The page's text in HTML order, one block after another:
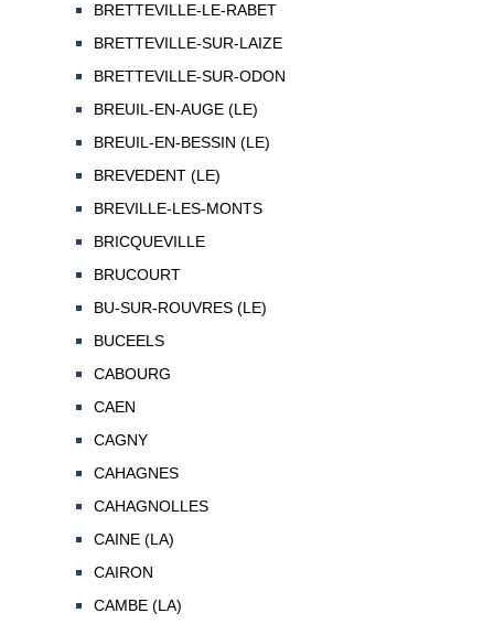
BRETTEVILLE-LE-RABET
BRETTEVILLE-SUR-LAIZE
BRETTEVILLE-SUR-ODON
BREUIL-EN-AUGE (LE)
BREUIL-EN-BESSIN (LE)
BREVEDENT (LE)
BREVILLE-LES-MONTS
BRICQUEVILLE
BRUCOURT
BU-SUR-ROUVRES (LE)
BUCEELS
CABOURG
CAEN
CAGNY
CAHAGNES
CAHAGNOLLES
CAINE (LA)
CAIRON
CAMBE (LA)